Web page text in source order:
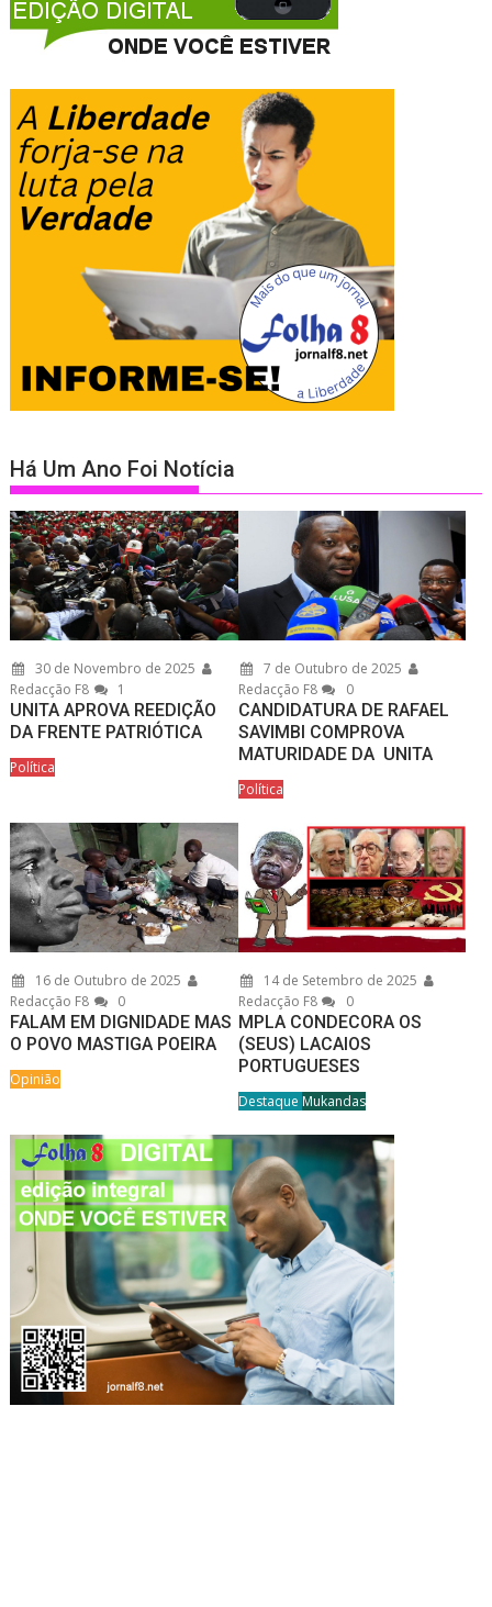
Há Um Ano Foi Notícia
30 de Novembro de 2025
Redacção F8
1
UNITA APROVA REEDIÇÃO
DA FRENTE PATRIÓTICA
Política
7 de Outubro de 2025
Redacção F8
0
CANDIDATURA DE RAFAEL
SAVIMBI COMPROVA
MATURIDADE DA UNITA
Política
16 de Outubro de 2025
Redacção F8
0
FALAM EM DIGNIDADE MAS
O POVO MASTIGA POEIRA
Opinião
14 de Setembro de 2025
Redacção F8
0
MPLA CONDECORA OS
(SEUS) LACAIOS
PORTUGUESES
Destaque Mukandas